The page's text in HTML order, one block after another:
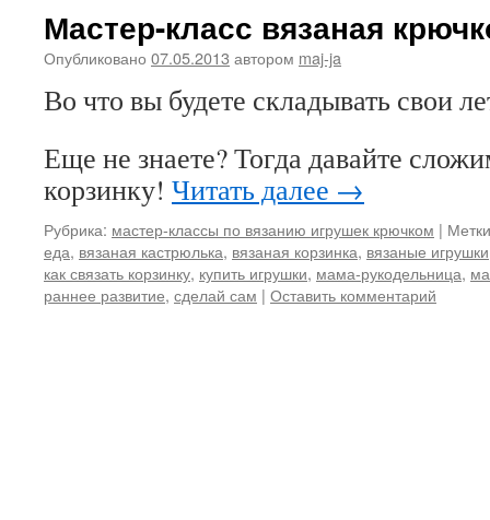
Мастер-класс вязаная
Опубликовано 07.05.2013 автором maj-ja
Во что вы будете складывать свои
Еще не знаете? Тогда давайте
корзинку! Читать далее →
Рубрика: мастер-классы по вязанию игрушек крючком |
еда, вязаная кастрюлька, вязаная корзинка, вязаные игрушки
как связать корзинку, купить игрушки, мама-рукодельница,
раннее развитие, сделай сам | Оставить комментарий